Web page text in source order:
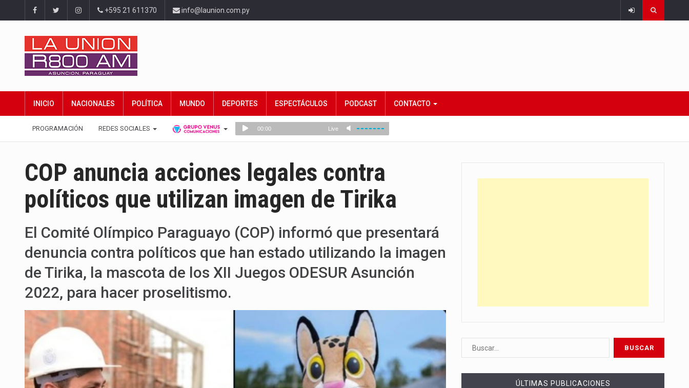
+595 21 611370 info@launion.com.py
INICIO NACIONALES POLÍTICA MUNDO DEPORTES ESPECTÁCULOS PODCAST CONTACTO
PROGRAMACIÓN REDES SOCIALES
COP anuncia acciones legales contra
políticos que utilizan imagen de Tirika
El Comité Olímpico Paraguayo (COP) informó que presentará
denuncia contra políticos que han estado utilizando la imagen
de Tirika, la mascota de los XII Juegos ODESUR Asunción
2022, para hacer proselitismo.
ÚLTIMAS PUBLICACIONES